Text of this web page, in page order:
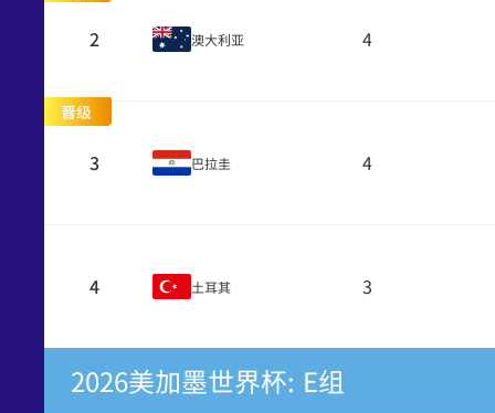
2 澳大利亚 4
3
晋级
巴拉圭 4
4 土耳其 3
2026美加墨世界杯: E组